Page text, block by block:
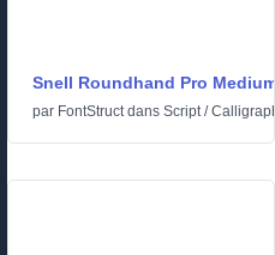
Snell Roundhand Pro
par FontStructdans Script/